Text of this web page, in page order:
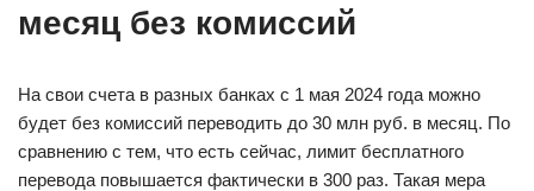
месяц без комиссий
На свои счета в разных банках с 1 мая 2024 года можно
будет без комиссий переводить до 30 млн руб. в месяц. По
сравнению с тем, что есть сейчас, лимит бесплатного
перевода повышается фактически в 300 раз. Такая мера